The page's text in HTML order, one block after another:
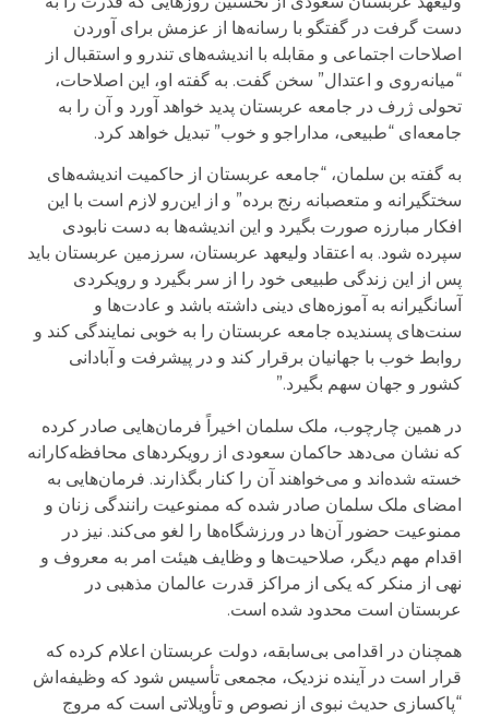
دست گرفت در گفتگو با رسانه‌ها از عزمش برای آوردن
اصلاحات اجتماعی و مقابله با اندیشه‌های تند‌رو و استقبال از
“میانه‌روی و اعتدال” سخن گفت. به گفته او، این اصلاحات،
تحولی ژرف در جامعه عربستان پدید خواهد آورد و آن را به
جامعه‌ای “طبیعی، مدارا‌جو و خوب” تبدیل خواهد کرد.
به گفته بن سلمان، “جامعه عربستان از حاکمیت اندیشه‌های
سختگیرانه و متعصبانه رنج برده” و از این‌رو لازم است با این
افکار مبارزه صورت بگیرد و این اندیشه‌ها به دست نابودی
سپرده شود. به اعتقاد ولیعهد عربستان، سرزمین عربستان ‌باید
پس از این زندگی طبیعی خود را از سر بگیرد و رویکردی
آسانگیرانه به آموزه‌های دینی داشته باشد و عادت‌ها و
سنت‌های پسندیده جامعه عربستان را به خوبی نمایندگی کند و
روابط خوب با جهانیان برقرار کند و در پیشرفت و آبادانی
کشور و جهان سهم بگیرد.”
در همین چارچوب، ملک سلمان اخیراً فرمان‌هایی صادر کرده
که نشان می‌دهد حاکمان سعودی از رویکردهای محافظه‌کارانه
خسته شده‌اند و می‌خواهند آن را کنار بگذارند. فرمان‌هایی به
امضای ملک سلمان صادر شده که ممنوعیت رانندگی زنان و
ممنوعیت حضور آن‌ها در ورزشگاه‌ها را لغو می‌کند. نیز در
اقدام مهم دیگر، صلاحیت‌ها و وظایف هیئت امر به معروف و
نهی از منکر که یکی از مراکز قدرت عالمان مذهبی در
عربستان است محدود شده است.
همچنان در اقدامی بی‌سابقه، دولت عربستان اعلام کرده که
قرار است در آینده نزدیک، مجمعی تأسیس شود که وظیفه‌اش
“پاکسازی حدیث نبوی از نصوص و تأویلاتی است که مروج